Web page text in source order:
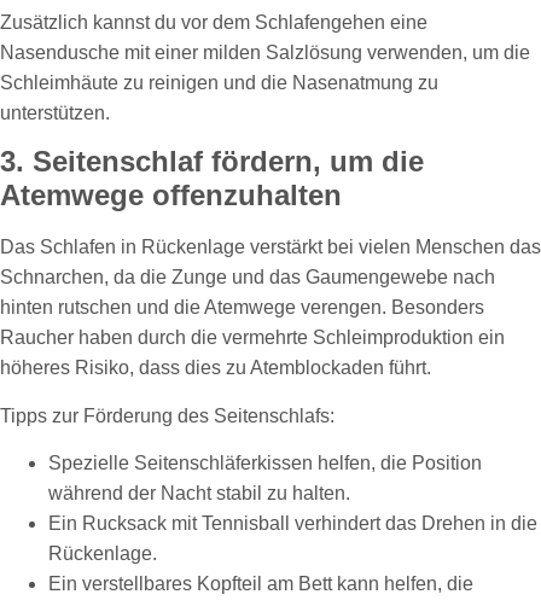
Zusätzlich kannst du vor dem Schlafengehen eine
Nasendusche mit einer milden Salzlösung verwenden, um die
Schleimhäute zu reinigen und die Nasenatmung zu
unterstützen.
3. Seitenschlaf fördern, um die
Atemwege offenzuhalten
Das Schlafen in Rückenlage verstärkt bei vielen Menschen das
Schnarchen, da die Zunge und das Gaumengewebe nach
hinten rutschen und die Atemwege verengen. Besonders
Raucher haben durch die vermehrte Schleimproduktion ein
höheres Risiko, dass dies zu Atemblockaden führt.
Tipps zur Förderung des Seitenschlafs:
Spezielle Seitenschläferkissen helfen, die Position
während der Nacht stabil zu halten.
Ein Rucksack mit Tennisball verhindert das Drehen in die
Rückenlage.
Ein verstellbares Kopfteil am Bett kann helfen, die